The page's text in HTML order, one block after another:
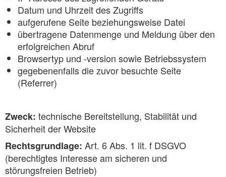
Datum und Uhrzeit des Zugriffs
aufgerufene Seite beziehungsweise Datei
übertragene Datenmenge und Meldung über den
erfolgreichen Abruf
Browsertyp und -version sowie Betriebssystem
gegebenenfalls die zuvor besuchte Seite
(Referrer)
Zweck: technische Bereitstellung, Stabilität und
Sicherheit der Website
Rechtsgrundlage: Art. 6 Abs. 1 lit. f DSGVO
(berechtigtes Interesse am sicheren und
störungsfreien Betrieb)